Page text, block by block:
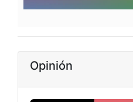
Opinión